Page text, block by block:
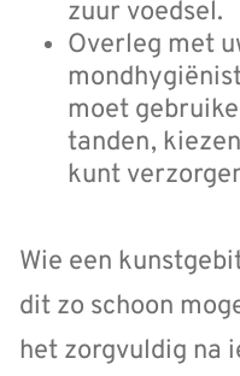
zuur voedsel.
Overleg met
moet
tanden,
kunt
Wie een
dit zo schoon
het zorgvuldig na